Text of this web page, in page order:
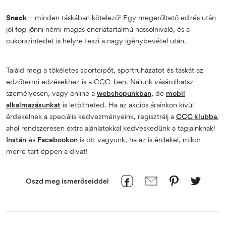
Snack – minden táskában kötelező! Egy megerőltető edzés után
jól fog jönni némi magas eneriatartalmú nassolnivaló, és a
cukorszintedet is helyre teszi a nagy igénybevétel után.
Találd meg a tökéletes sportcipőt, sportruházatot és táskát az
edzőtermi edzésekhez is a CCC-ben. Nálunk vásárolhatsz
személyesen, vagy online a webshopunkban, de mobil
alkalmazásunkat is letöltheted. Ha az akciós árainkon kívül
érdekelnek a speciális kedvezményeink, regisztrálj a CCC klubba,
ahol rendszeresen extra ajánlatokkal kedveskedünk a tagjainknak!
Instán és Facebookon is ott vagyunk, ha az is érdekel, mikor
merre tart éppen a divat!
Oszd meg ismerőseiddel